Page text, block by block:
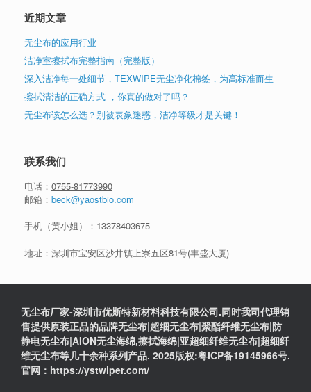
近期文章
无尘布的应用行业
洁净室擦拭布完整指南（完整版）
深入洁净每一处细节，TEXWIPE无尘净化棉签，为高标准而生
擦拭清洁的正确方式 ，你真的做对了吗？
无尘布该怎么选？别被表象迷惑，洁净等级才是关键！
联系我们
电话： 0755-81773990
邮箱： beck@yaostbio.com
手机（黄小姐）： 13378403675
地址：深圳市宝安区沙井镇上寮五区81号(丰盛大厦)
无尘布厂家-深圳市优斯特新材料科技有限公司.同时我司代理销
售提供原装正品的品牌无尘布|超细无尘布|聚酯纤维无尘布|防
静电无尘布|AION无尘海绵,擦拭海绵|亚超细纤维无尘布|超细纤
维无尘布等几十余种系列产品. 2025版权:粤ICP备19145966号.
官网：https://ystwiper.com/